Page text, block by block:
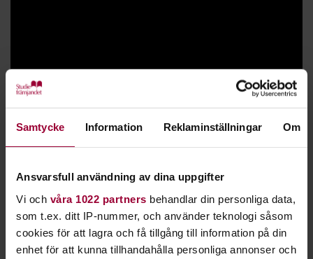
Samtycke Information Reklaminställningar Om
Ansvarsfull användning av dina uppgifter
Vi och våra 1022 partners behandlar din personliga data,
som t.ex. ditt IP-nummer, och använder teknologi såsom
cookies för att lagra och få tillgång till information på din
enhet för att kunna tillhandahålla personliga annonser och
Lär dig vadhållbar utveckling
betyder och hur du ställer om
till en sådan. En hållbar livsstil kan innefatta mat, boende,
Hjälp oss att sprida kunskap om klimathotet och andra
miljöfrågor. Tillsammans kan vi styra om inriktningen till
det bättre.